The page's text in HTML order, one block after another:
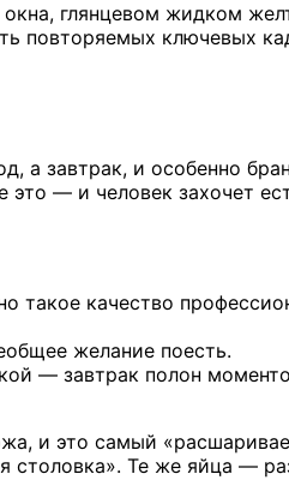
глянцевом жидком
повторяемых ключевых
а завтрак, и особенно
— и человек захочет
такое качество
желание поесть.
— завтрак полон
и это самый
столовка». Те же яйца —